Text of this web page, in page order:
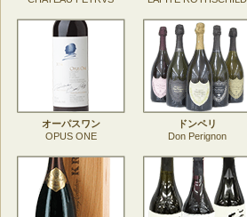
オーパスワン
OPUS ONE
ドンペリ
Don Perignon